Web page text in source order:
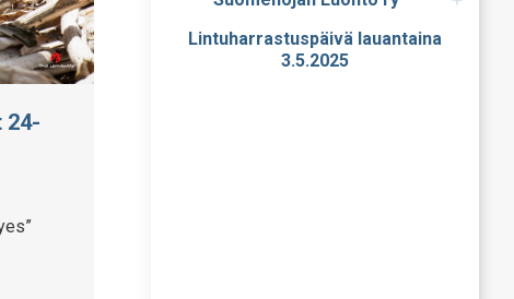
Lintuharrastuspäivä lauantaina
3.5.2025
24-